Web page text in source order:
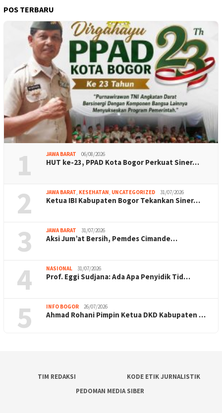
POS TERBARU
1 JAWA BARAT 06/08/2026
HUT ke-23, PPAD Kota Bogor Perkuat Siner…
2 JAWA BARAT KESEHATAN UNCATEGORIZED 31/07/2026
Ketua IBI Kabupaten Bogor Tekankan Siner…
3 JAWA BARAT 31/07/2026
Aksi Jum’at Bersih, Pemdes Cimande…
4 NASIONAL 31/07/2026
Prof. Eggi Sudjana: Ada Apa Penyidik Tid…
5 INFO BOGOR 26/07/2026
Ahmad Rohani Pimpin Ketua DKD Kabupaten …
TIM REDAKSI
KODE ETIK JURNALISTIK
PEDOMAN MEDIA SIBER